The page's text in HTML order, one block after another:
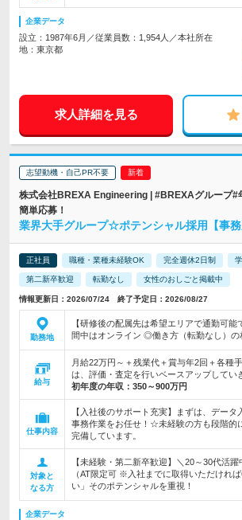
企業データ
設立：1987年6月／従業員数：1,954人／本社所在
地：東京都
求人詳細を見る
志望動機・自己PR不要
株式会社BREXA Engineering | #BREXAグループ#
簡単応募！
業界大手グループ☆ポテンシャル採用【事務
正社員 職種・業種未経験OK 完全週休2日制
第二新卒歓迎 転勤なし 女性のおしごと掲載中
情報更新日：2026/07/24 終了予定日：2026/08/27
勤務地
【研修後の配属先は希望エリアで通勤可
間中はオンライン ◎働き方（転勤なし）の
給与
月給22万円～＋残業代＋賞与年2回＋各種
は、評価・査定を行いベースアップしてい
初年度の年収： 350～900万円
仕事内容
【入社後のサポート充実】まずは、データ
事務作業をお任せ！☆未経験の方も段階的
完備しています。
対象と
なる方
【未経験・第二新卒歓迎】＼20～30代活
（AT限定可 ※入社までに取得いただけれ
い」そのポテンシャルを重視！
企業データ